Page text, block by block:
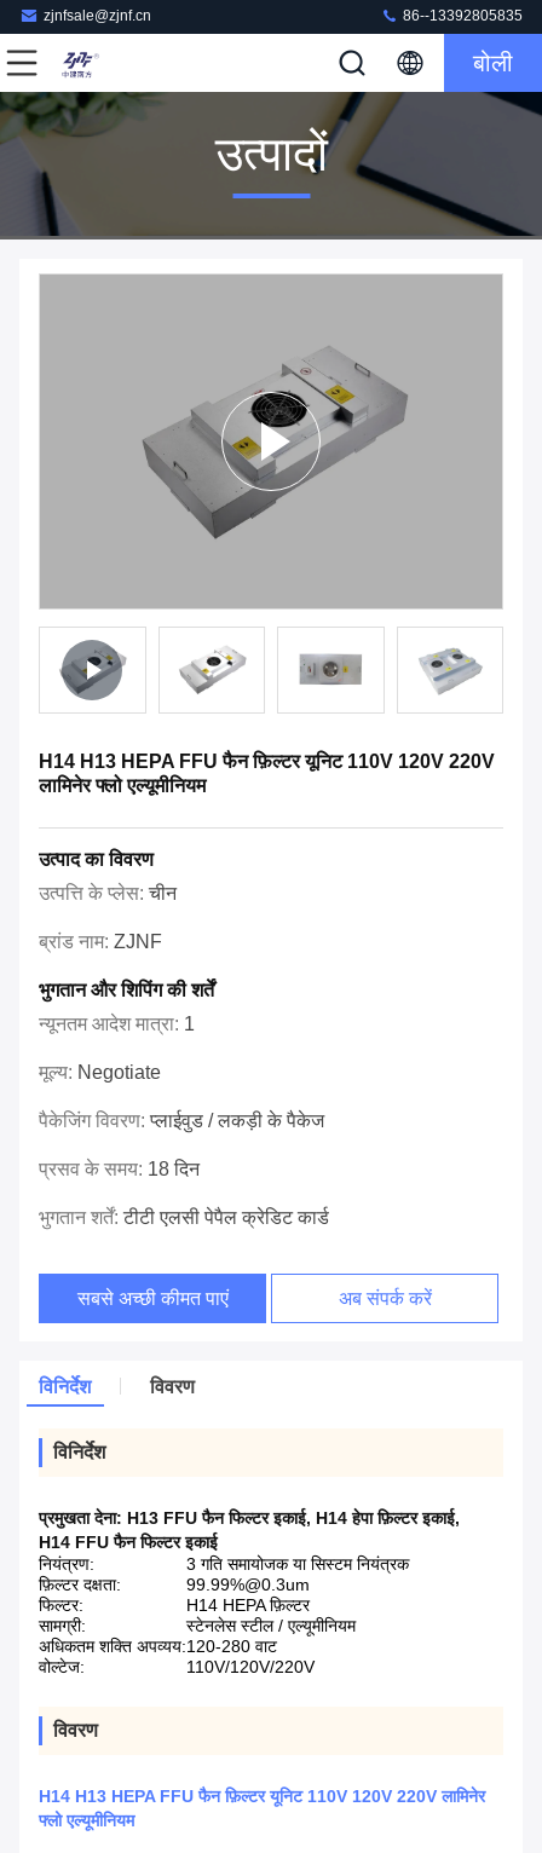
zjnfsale@zjnf.cn 86--13392805835
बोली
उत्पादों
H14 H13 HEPA FFU फैन फ़िल्टर यूनिट 110V 120V 220V
लामिनेर फ्लो एल्यूमीनियम
उत्पाद का विवरण
उत्पत्ति के प्लेस:चीन
ब्रांड नाम: ZJNF
भुगतान और शिपिंग की शर्तें
न्यूनतम आदेश मात्रा: 1
मूल्य: Negotiate
पैकेजिंग विवरण:प्लाईवुड / लकड़ी के पैकेज
प्रसव के समय: 18 दिन
भुगतान शर्तें:टीटी एलसी पेपैल क्रेडिट कार्ड
सबसे अच्छी कीमत पाएं अब संपर्क करें
विनिर्देश विवरण
विनिर्देश
प्रमुखता देना: H13 FFU फैन फिल्टर इकाई, H14 हेपा फ़िल्टर इकाई,
H14 FFU फैन फिल्टर इकाई
नियंत्रण:
3 गति समायोजक या सिस्टम नियंत्रक
फ़िल्टर दक्षता:
99.99%@0.3um
फिल्टर:
H14 HEPA फ़िल्टर
सामग्री:
स्टेनलेस स्टील / एल्यूमीनियम
अधिकतम शक्ति अपव्यय:120-280 वाट
वोल्टेज:
110V/120V/220V
विवरण
H14 H13 HEPA FFU फैन फ़िल्टर यूनिट 110V 120V 220V लामिनेर
फ्लो एल्यूमीनियम